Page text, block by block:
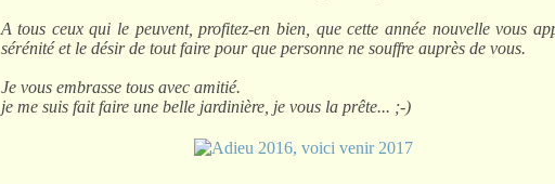
A tous ceux qui le peuvent, profitez-en bien, que cette année nouvelle vous
sérénité et le désir de tout faire pour que personne ne souffre auprès de vous.
Je vous embrasse tous avec amitié.
je me suis fait faire une belle jardinière, je vous la prête... ;-)